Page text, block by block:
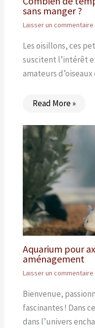
sans manger ?
Laisser un commentaire
Les oisillons, ces
suscitent l’intérêt
amateurs
Read More »
Aquarium pour
aménagement
Laisser un commentaire
Bienvenue,
fascinantes ! Dans
dans l’univers